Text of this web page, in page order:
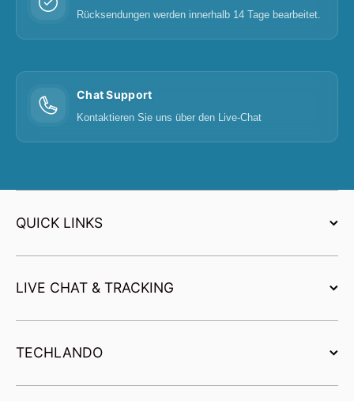
Rücksendungen werden innerhalb 14 Tage bearbeitet.
Chat Support
Kontaktieren Sie uns über den Live-Chat
QUICK LINKS
LIVE CHAT & TRACKING
TECHLANDO